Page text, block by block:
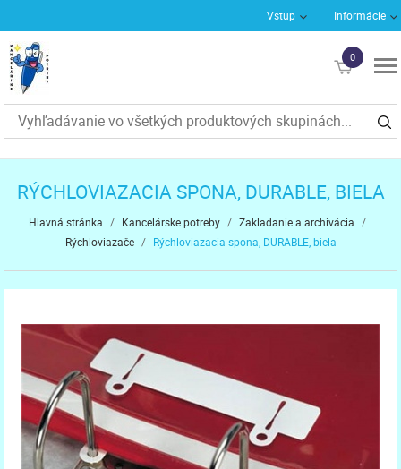
Vstup Informácie
0
€0
RÝCHLOVIAZACIA SPONA, DURABLE, BIELA
Hlavná stránka / Kancelárske potreby / Zakladanie a archivácia /
Rýchloviazače / Rýchloviazacia spona, DURABLE, biela